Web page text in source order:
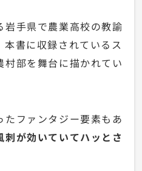
手県で農業高校の教諭
書に収録されているス
村部を舞台に描かれてい
ファンタジー要素もあ
刺が効いていてハッとさ